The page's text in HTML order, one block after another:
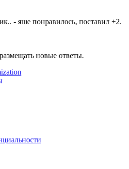
- яше понравилось, поставил +2.
новые ответы.